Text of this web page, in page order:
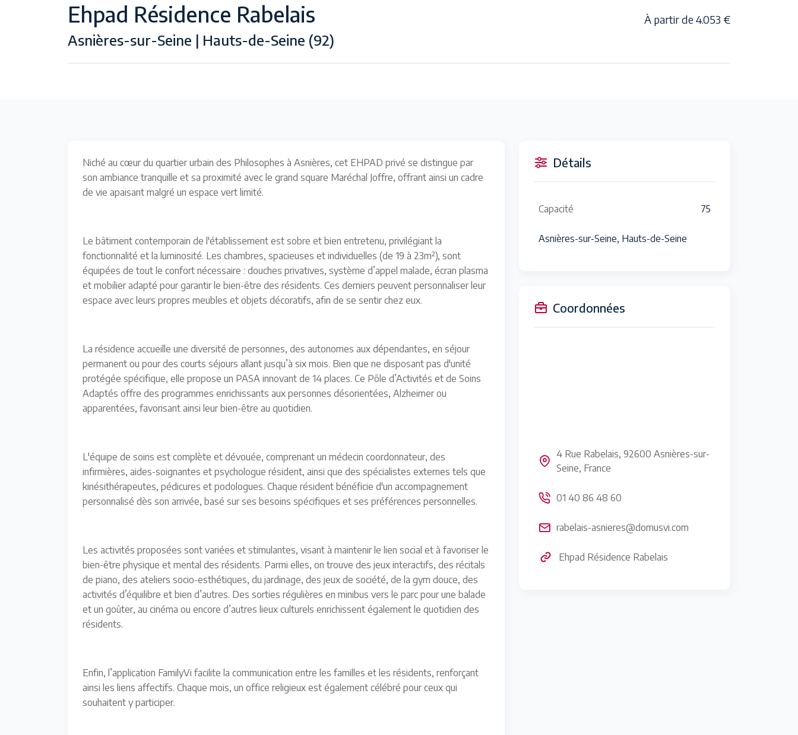
Ehpad Résidence Rabelais
Asnières-sur-Seine | Hauts-de-Seine (92)
À partir de 4.053 €
Niché au cœur du quartier urbain des Philosophes à Asnières, cet EHPAD privé se distingue par
son ambiance tranquille et sa proximité avec le grand square Maréchal Joffre, offrant ainsi un cadre
de vie apaisant malgré un espace vert limité.
Le bâtiment contemporain de l'établissement est sobre et bien entretenu, privilégiant la
fonctionnalité et la luminosité. Les chambres, spacieuses et individuelles (de 19 à 23m²), sont
équipées de tout le confort nécessaire : douches privatives, système d’appel malade, écran plasma
et mobilier adapté pour garantir le bien-être des résidents. Ces derniers peuvent personnaliser leur
espace avec leurs propres meubles et objets décoratifs, afin de se sentir chez eux.
La résidence accueille une diversité de personnes, des autonomes aux dépendantes, en séjour
permanent ou pour des courts séjours allant jusqu’à six mois. Bien que ne disposant pas d'unité
protégée spécifique, elle propose un PASA innovant de 14 places. Ce Pôle d’Activités et de Soins
Adaptés offre des programmes enrichissants aux personnes désorientées, Alzheimer ou
apparentées, favorisant ainsi leur bien-être au quotidien.
L'équipe de soins est complète et dévouée, comprenant un médecin coordonnateur, des
infirmières, aides-soignantes et psychologue résident, ainsi que des spécialistes externes tels que
kinésithérapeutes, pédicures et podologues. Chaque résident bénéficie d'un accompagnement
personnalisé dès son arrivée, basé sur ses besoins spécifiques et ses préférences personnelles.
Les activités proposées sont variées et stimulantes, visant à maintenir le lien social et à favoriser le
bien-être physique et mental des résidents. Parmi elles, on trouve des jeux interactifs, des récitals
de piano, des ateliers socio-esthétiques, du jardinage, des jeux de société, de la gym douce, des
activités d’équilibre et bien d’autres. Des sorties régulières en minibus vers le parc pour une balade
et un goûter, au cinéma ou encore d’autres lieux culturels enrichissent également le quotidien des
résidents.
Enfin, l’application FamilyVi facilite la communication entre les familles et les résidents, renforçant
ainsi les liens affectifs. Chaque mois, un office religieux est également célébré pour ceux qui
souhaitent y participer.
Détails
Capacité 75
Asnières-sur-Seine, Hauts-de-Seine
Coordonnées
4 Rue Rabelais, 92600 Asnières-sur-
Seine, France
01 40 86 48 60
rabelais-asnieres@domusvi.com
Ehpad Résidence Rabelais